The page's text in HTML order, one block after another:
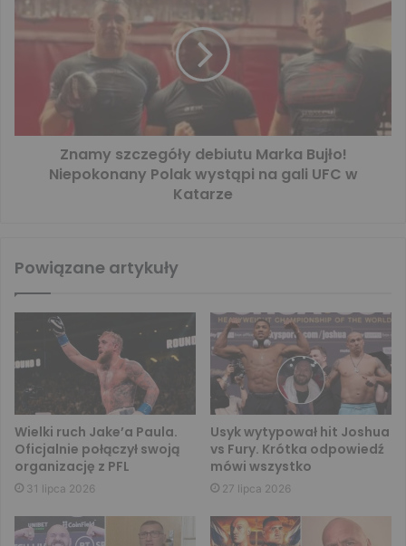
Znamy szczegóły debiutu Marka Bujło!
Niepokonany Polak wystąpi na gali UFC w
Katarze
Powiązane artykuły
Wielki ruch Jake’a Paula.
Oficjalnie połączył swoją
organizację z PFL
31 lipca 2026
Usyk wytypował hit Joshua
vs Fury. Krótka odpowiedź
mówi wszystko
27 lipca 2026